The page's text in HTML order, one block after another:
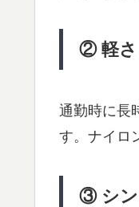
② 軽さ
通勤時に長
す。ナイロ
③ シン